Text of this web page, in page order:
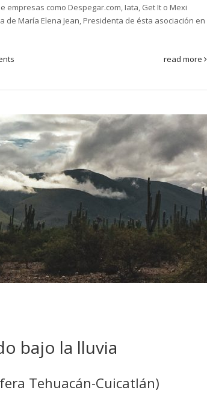
como Despegar.com, Iata, Get It o Mexi
María Elena Jean, Presidenta de ésta asociación en
read more
bajo la lluvia
Tehuacán-Cuicatlán)